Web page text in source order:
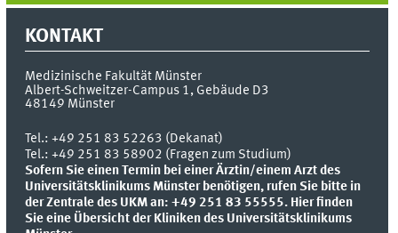
KONTAKT
Medizinische Fakultät Münster
Albert-Schweitzer-Campus 1, Gebäude D3
48149 Münster
Tel.:+49 251 83 52263 (Dekanat)
Tel.: +49 251 83 58902 (Fragen zum Studium)
Sofern Sie einen Termin bei einer Ärztin/einem Arzt des
Universitätsklinikums Münster benötigen, rufen Sie bitte in
der Zentrale des UKM an: +49 251 83 55555. Hier finden
Sie eine Übersicht der Kliniken des Universitätsklinikums